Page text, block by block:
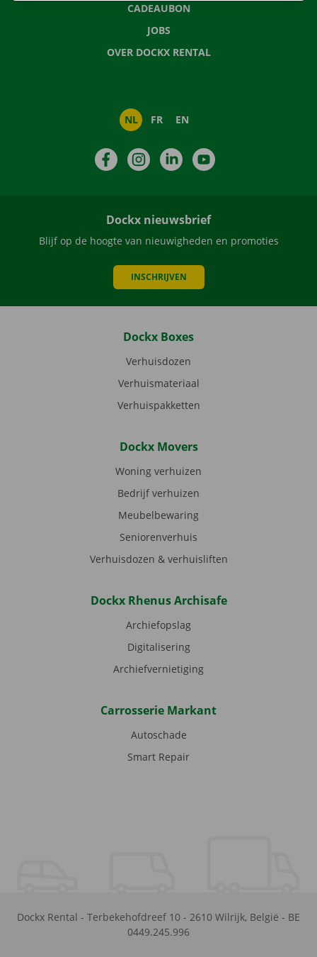
CADEAUBON
JOBS
OVER DOCKX RENTAL
NL FR EN
FacebookInstagramLinkedIn
Dockx nieuwsbrief
Blijf op de hoogte van nieuwigheden en promoties
INSCHRIJVEN
Dockx Boxes
Verhuisdozen
Verhuismateriaal
Verhuispakketten
Dockx Movers
Woning verhuizen
Bedrijf verhuizen
Meubelbewaring
Seniorenverhuis
Verhuisdozen & verhuisliften
Dockx Rhenus Archisafe
Archiefopslag
Digitalisering
Archiefvernietiging
Carrosserie Markant
Autoschade
Smart Repair
Dockx Rental - Terbekehofdreef 10 - 2610 Wilrijk, België - BE
0449.245.996